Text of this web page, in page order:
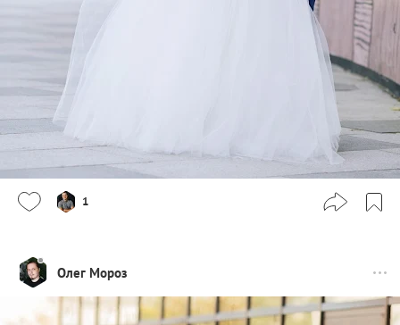
1
Олег Мороз